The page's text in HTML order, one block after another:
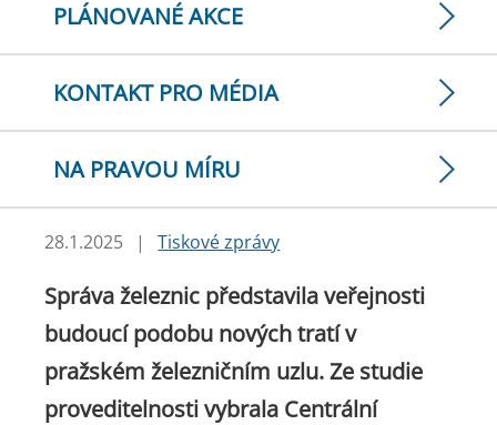
PLÁNOVANÉ AKCE
KONTAKT PRO MÉDIA
NA PRAVOU MÍRU
28.1.2025 | Tiskové zprávy
Správa železnic představila veřejnosti
budoucí podobu nových tratí v
pražském železničním uzlu. Ze studie
proveditelnosti vybrala Centrální